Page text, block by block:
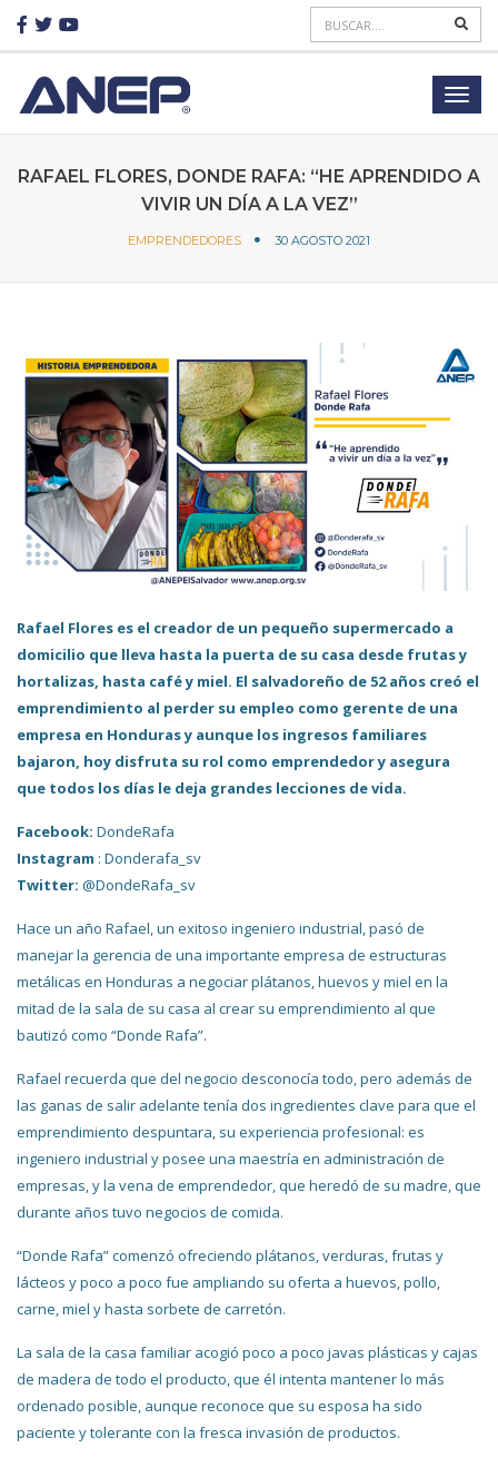
RAFAEL FLORES, DONDE RAFA: “HE APRENDIDO A
VIVIR UN DÍA A LA VEZ”
EMPRENDEDORES 30 AGOSTO 2021
Rafael Flores es el creador de un pequeño supermercado a
domicilio que lleva hasta la puerta de su casa desde frutas y
hortalizas, hasta café y miel. El salvadoreño de 52 años creó el
emprendimiento al perder su empleo como gerente de una
empresa en Honduras y aunque los ingresos familiares
bajaron, hoy disfruta su rol como emprendedor y asegura
que todos los días le deja grandes lecciones de vida.
Facebook: DondeRafa
Instagram : Donderafa_sv
Twitter: @DondeRafa_sv
Hace un año Rafael, un exitoso ingeniero industrial, pasó de
manejar la gerencia de una importante empresa de estructuras
metálicas en Honduras a negociar plátanos, huevos y miel en la
mitad de la sala de su casa al crear su emprendimiento al que
bautizó como “Donde Rafa”.
Rafael recuerda que del negocio desconocía todo, pero además de
las ganas de salir adelante tenía dos ingredientes clave para que el
emprendimiento despuntara, su experiencia profesional: es
ingeniero industrial y posee una maestría en administración de
empresas, y la vena de emprendedor, que heredó de su madre, que
durante años tuvo negocios de comida.
“Donde Rafa” comenzó ofreciendo plátanos, verduras, frutas y
lácteos y poco a poco fue ampliando su oferta a huevos, pollo,
carne, miel y hasta sorbete de carretón.
La sala de la casa familiar acogió poco a poco javas plásticas y cajas
de madera de todo el producto, que él intenta mantener lo más
ordenado posible, aunque reconoce que su esposa ha sido
paciente y tolerante con la fresca invasión de productos.